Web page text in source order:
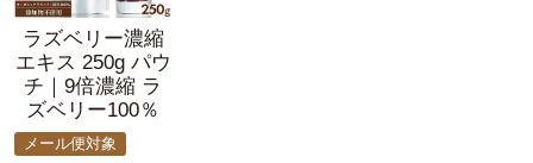
ラズベリー濃縮
エキス 250g パウ
チ｜9倍濃縮 ラ
ズベリー100％
メール便対象